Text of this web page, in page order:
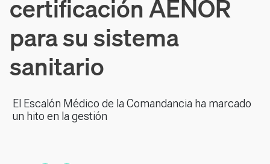
certificación AENOR
para su sistema
sanitario
El Escalón Médico de la Comandancia ha marcado
un hito en la gestión